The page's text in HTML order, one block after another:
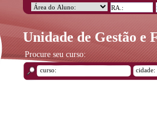
Unidade de Gestão e
Procure seu curso: